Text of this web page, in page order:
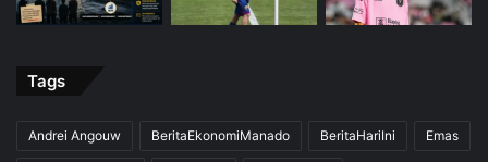
Tags
Andrei Angouw BeritaEkonomiManado BeritaHariIni Emas